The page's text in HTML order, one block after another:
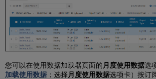
您可以在使用数据加载器页面的 月度使用数据选
加载使用数据 ；选择 月度使用数据选项卡）按订